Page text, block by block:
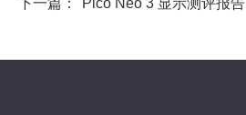
下一篇： Pico Neo 3 显示测评报告